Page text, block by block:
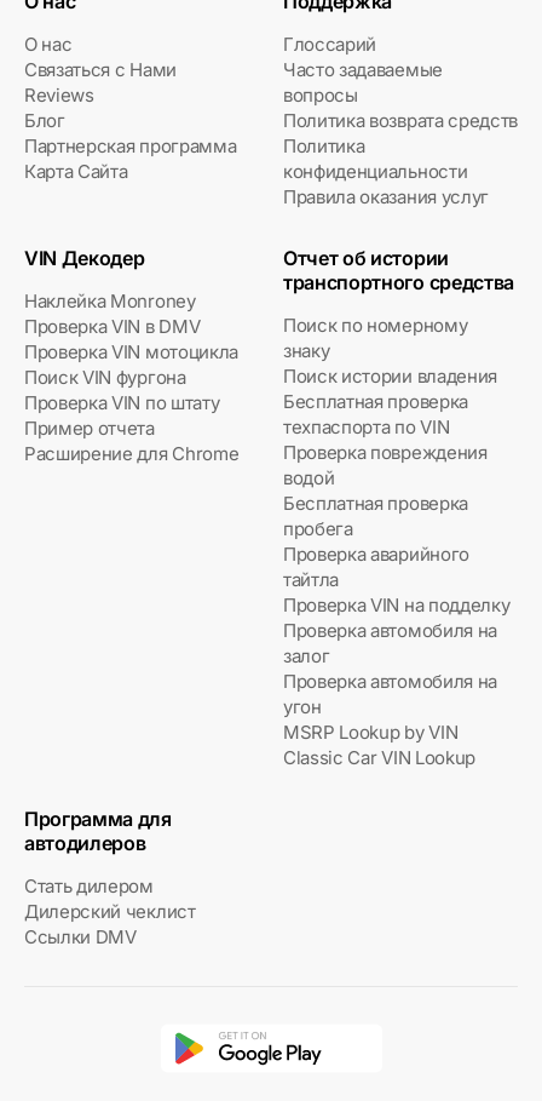
О нас
Связаться с Нами
Reviews
Блог
Партнерская программа
Карта Сайта
Глоссарий
Часто задаваемые
вопросы
Политика возврата средств
Политика
конфиденциальности
Правила оказания услуг
VIN Декодер
Наклейка Monroney
Проверка VIN в DMV
Проверка VIN мотоцикла
Поиск VIN фургона
Проверка VIN по штату
Пример отчета
Расширение для Chrome
Отчет об истории
транспортного средства
Поиск по номерному
знаку
Поиск истории владения
Бесплатная проверка
техпаспорта по VIN
Проверка повреждения
водой
Бесплатная проверка
пробега
Проверка аварийного
тайтла
Проверка VIN на подделку
Проверка автомобиля на
залог
Проверка автомобиля на
угон
MSRP Lookup by VIN
Classic Car VIN Lookup
Программа для
автодилеров
Стать дилером
Дилерский чеклист
Ссылки DMV